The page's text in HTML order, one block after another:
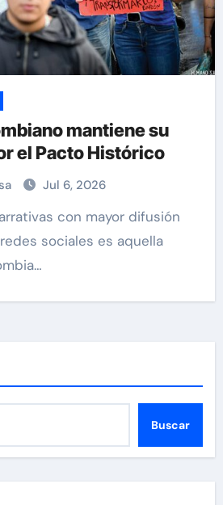
mantiene su
el Pacto Histórico
Jul 6, 2026
con mayor difusión
sociales es aquella
Buscar